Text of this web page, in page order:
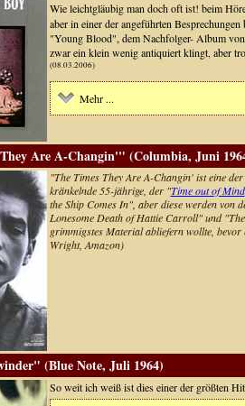
Wie leichtgläubig man doch oft ist! beim
aber in einer der angeführten
"Young Blood", dem Nachfolger- Album
zwar ein klein wenig antiquiert klingt, aber
(08.03.2006)
Mehr ...
Are A-Changin'" (Columbia, Juni
"The Times They Are A-Changin' ist eine
kränkelnde 55-jährige, der "Time out of Mind
the Ship Comes In", aber diese werden von
Lonesome Death of Hattie Carroll" und
grimmigstes Material abliefern wollte,
Wright, Amazon)
(Blue Note, Juli 1964)
So weit ich weiß ist dies einer der größten